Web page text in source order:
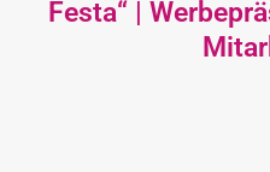
Festa“ |